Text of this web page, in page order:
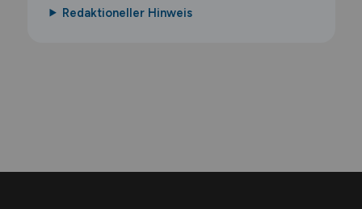
Redaktioneller Hinweis